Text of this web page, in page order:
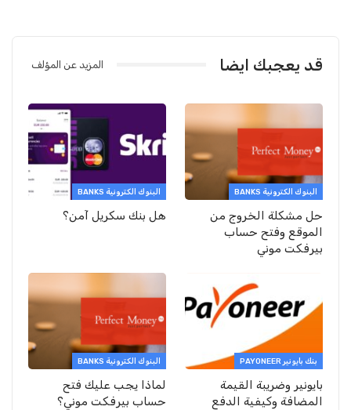
قد يعجبك ايضا المزيد عن المؤلف
البنوك الكترونية BANKS
حل مشكلة الخروج من
الموقع وفتح حساب
بيرفكت موني
البنوك الكترونية BANKS
هل بنك سكريل آمن؟
بنك بايونير PAYONEER
بايونير وضريبة القيمة
المضافة وكيفية الدفع
البنوك الكترونية BANKS
لماذا يجب عليك فتح
حساب بيرفكت موني؟